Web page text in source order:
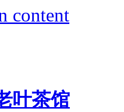
content
叶茶馆